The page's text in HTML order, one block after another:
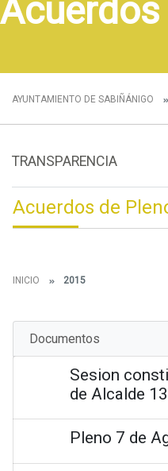
AYUNTAMIENTO DE SABIÑÁNIGO
TRANSPARENCIA
Acuerdos de
INICIO 2015
Documentos
Sesion
de Alcalde
Pleno 7 de